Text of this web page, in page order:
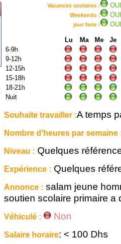
Vacances scolaires :
OUI
Weekends : OUI
jour ferie : OUI
Lu Ma Me
Je
6-9h
9-12h
12-15h
15-18h
18-21h
Nuit
Souhaite travailler :A temps
Nombre d'heures par semaine
Niveau : Quelques
Expérience : Quelques
Annonce : salam jeune
soutien scolaire primaire a
Véhiculé : Non
Salaire horaire: < 100 Dhs